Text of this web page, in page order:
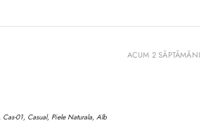
01, Casual, Piele Naturala, Alb
ACUM 2 SĂPTĂMÂNI
18 years old or older?